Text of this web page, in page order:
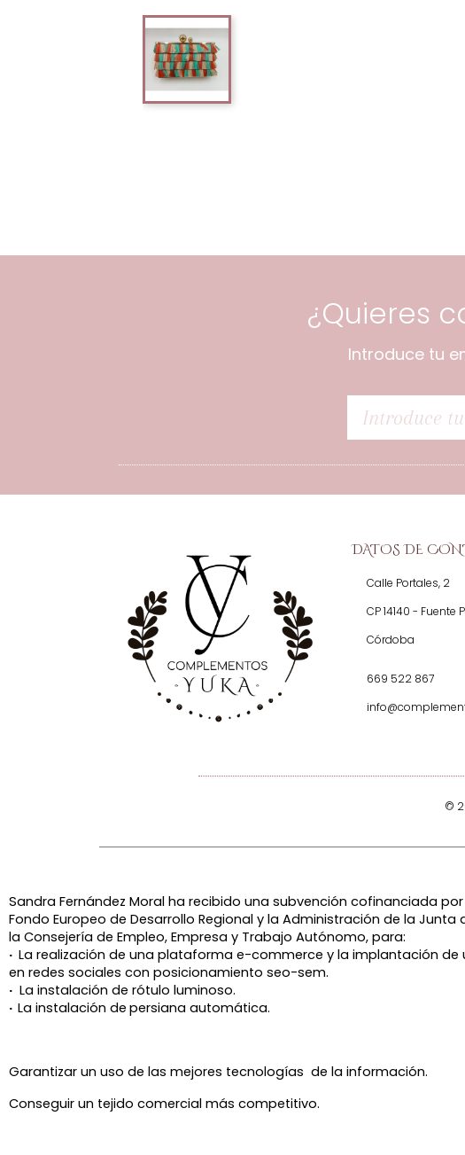
¿Quieres
Introduce tu
DATOS DE
Calle Portales, 2
CP 14140 - Fuente
Córdoba
669 522 867
©
Sandra Fernández Moral ha recibido una subvención cofinanciada
Fondo Europeo de Desarrollo Regional y la Administración de la Junta
la Consejería de Empleo, Empresa y Trabajo Autónomo, para:
· La realización de una plataforma e-commerce y la implantación
en redes sociales con posicionamiento seo-sem.
· La instalación de rótulo luminoso.
· La instalación de persiana automática.
Garantizar un uso de las mejores tecnologías de la información.
Conseguir un tejido comercial más competitivo.